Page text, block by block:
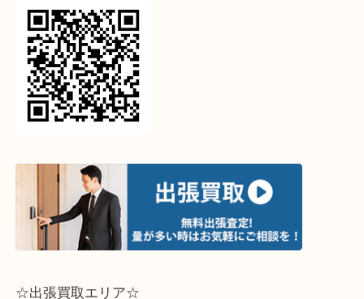
↓パソコンでご覧頂いている方は、こちらをスマホ
って下さい↓